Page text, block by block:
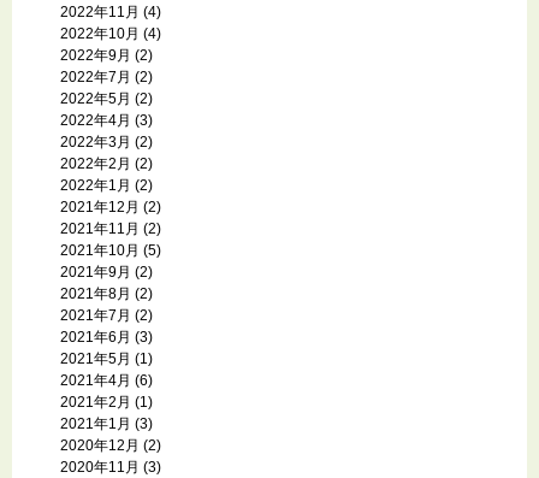
2022年11月 (4)
2022年10月 (4)
2022年9月 (2)
2022年7月 (2)
2022年5月 (2)
2022年4月 (3)
2022年3月 (2)
2022年2月 (2)
2022年1月 (2)
2021年12月 (2)
2021年11月 (2)
2021年10月 (5)
2021年9月 (2)
2021年8月 (2)
2021年7月 (2)
2021年6月 (3)
2021年5月 (1)
2021年4月 (6)
2021年2月 (1)
2021年1月 (3)
2020年12月 (2)
2020年11月 (3)